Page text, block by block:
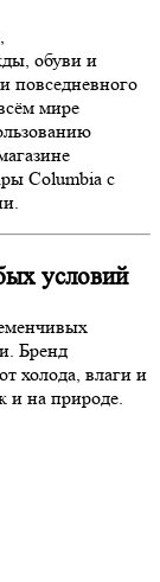
обуви и
повседневного
мире
Columbia с
условий
Бренд
холода, влаги и
и на природе.